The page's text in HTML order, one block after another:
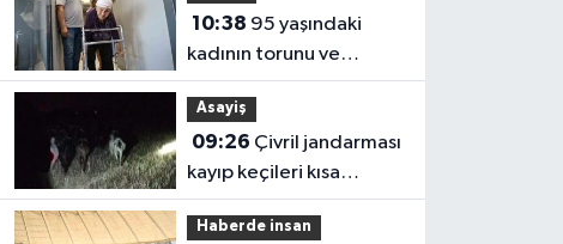
10:38
kadının torunu ve
kızından arsa tuzağı
Asayiş
09:26
kayıp keçileri kısa
sürede bulundu
Haberde insan